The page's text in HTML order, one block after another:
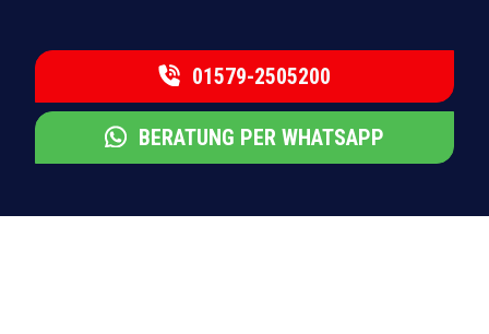
01579-2505200
BERATUNG PER WHATSAPP